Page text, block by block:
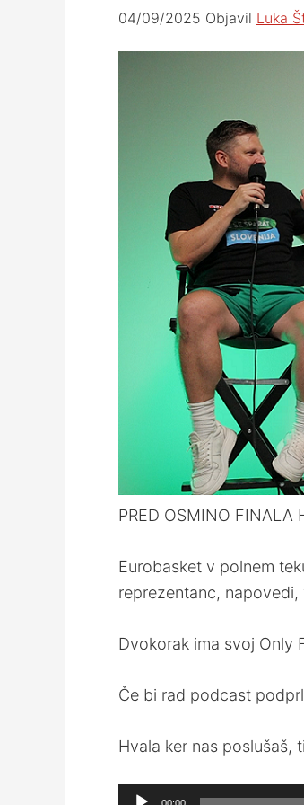
04/09/2025 Objavil Luka
PRED OSMINO FINALA
Eurobasket v polnem
reprezentanc,
Dvokorak ima svoj Only
Če bi rad podcast
Hvala ker nas poslušaš,
Audio